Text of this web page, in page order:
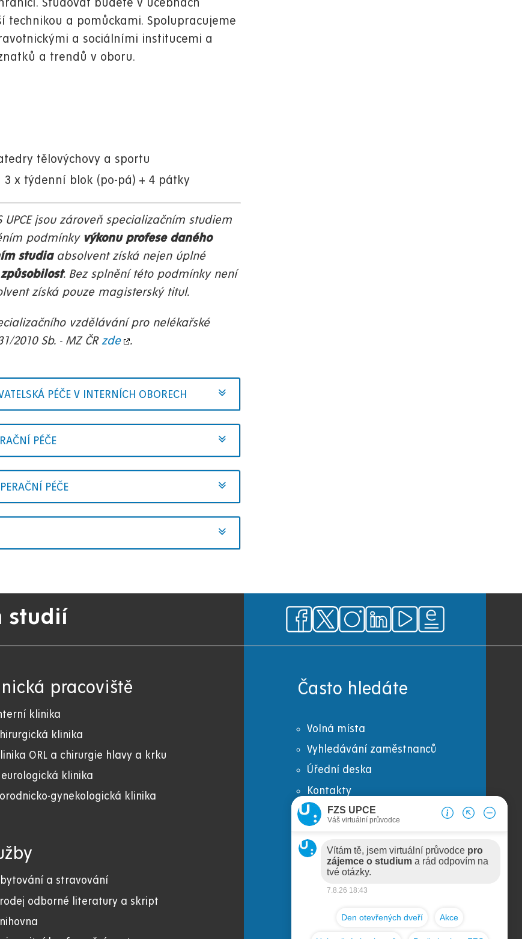
Studovat budete v učebnách
technikou a pomůckami. Spolupracujeme
a sociálními institucemi a
a trendů v oboru.
tělovýchovy a sportu
x týdenní blok (po-pá) + 4 pátky
jsou zároveň specializačním studiem
podmínky výkonu profese daného
studiaabsolvent získá nejen úplné
. Bez splnění této podmínky není
získá pouze magisterský titul.
vzdělávání pro nelékařské
2010 Sb. - MZ ČRzde .
PÉČE V INTERNÍCH OBORECH
PÉČE
PÉČE
studií
pracoviště
klinika
klinika
ORL a chirurgie hlavy a krku
klinika
gynekologická klinika
a stravování
odborné literatury a skript
Často hledáte
Volná místa
Vyhledávání zaměstnanců
Úřední deska
Kontakty
Virtuální prohlídka